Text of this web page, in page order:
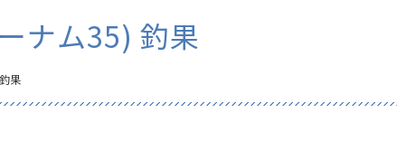
ナム35) 釣果
釣果